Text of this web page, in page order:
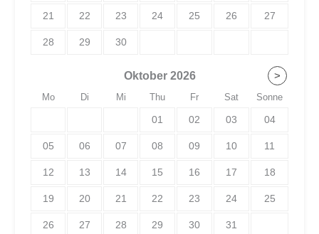
21 22 23 24 25 26 27
28 29 30
Oktober 2026 >
Mo Di Mi Thu Fr Sat Sonne
01 02 03 04
05 06 07 08 09 10 11
12 13 14 15 16 17 18
19 20 21 22 23 24 25
26 27 28 29 30 31